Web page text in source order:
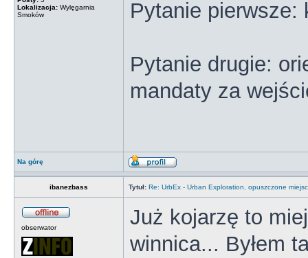
Lokalizacja: Wylęgarnia
Smoków
Pytanie pierwsze:
Pytanie drugie:
mandaty za
Na górę
ibanezbass Tytuł: Re: UrbEx - Urban Exploration, opuszczone
obserwator
Już kojarzę to
winnica... Byłem